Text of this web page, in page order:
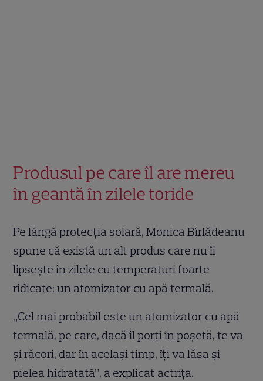
Produsul pe care îl are mereu
în geantă în zilele toride
Pe lângă protecția solară, Monica Bîrlădeanu
spune că există un alt produs care nu îi
lipsește în zilele cu temperaturi foarte
ridicate: un atomizator cu apă termală.
„Cel mai probabil este un atomizator cu apă
termală, pe care, dacă îl porți în poșetă, te va
și răcori, dar în același timp, îți va lăsa și
pielea hidratată”, a explicat actrița.